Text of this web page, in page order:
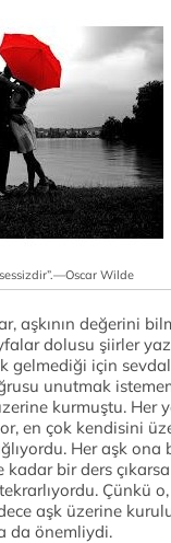
Wilde
aşkının değerini
dolusu şiirler
için
unutmak
kurmuştu. Her
en çok kendisini
Her aşk ona
bir ders
Çünkü
aşk üzerine
da önemliydi.